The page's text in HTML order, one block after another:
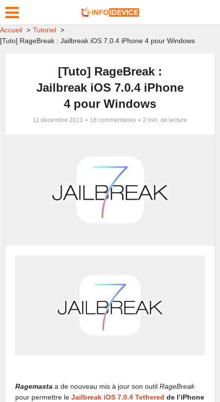
Accueil
Tutoriel
[Tuto] RageBreak : Jailbreak iOS 7.0.4 iPhone 4 pour Windows
[Tuto] RageBreak :
Jailbreak iOS 7.0.4 iPhone
4 pour Windows
11 décembre 2013 18 commentaires 2 min. de lecture
Ragemasta a de nouveau mis à jour son outilRageBreak
pour permettre leJailbreak iOS 7.0.4 Tethered de l’iPhone